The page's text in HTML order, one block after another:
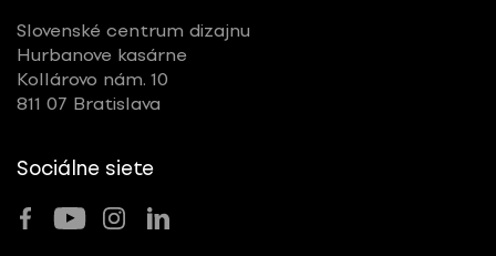
Slovenské centrum dizajnu
Hurbanove kasárne
Kollárovo nám. 10
811 07 Bratislava
Sociálne siete